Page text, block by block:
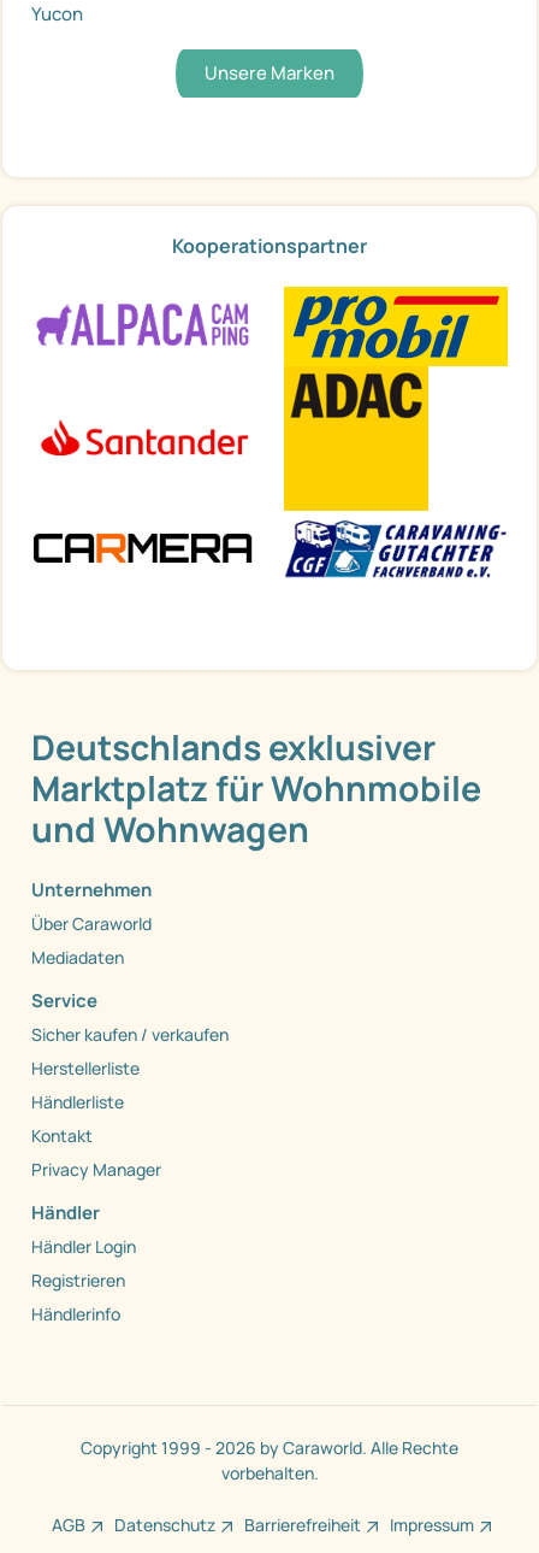
Yucon
Unsere Marken
Kooperationspartner
Deutschlands exklusiver
Marktplatz für Wohnmobile
und Wohnwagen
Unternehmen
Über Caraworld
Mediadaten
Service
Sicher kaufen / verkaufen
Herstellerliste
Händlerliste
Kontakt
Privacy Manager
Händler
Händler Login
Registrieren
Händlerinfo
Copyright 1999 - 2026 by Caraworld. Alle Rechte
vorbehalten.
AGB Datenschutz Barrierefreiheit Impressum